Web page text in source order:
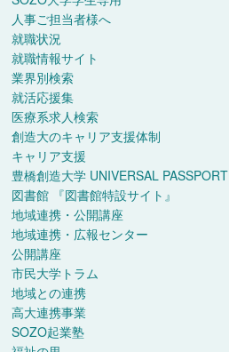
人事ご担当者様へ
就職状況
就職情報サイト
業界別検索
就活応援集
医療系求人検索
創造大のキャリア支援体制
キャリア支援
豊橋創造大学 UNIVERSAL PASSPORT
図書館 『図書館特設サイト』
地域連携・公開講座
地域連携・広報センター
公開講座
市民大学トラム
地域との連携
高大連携事業
SOZO起業塾